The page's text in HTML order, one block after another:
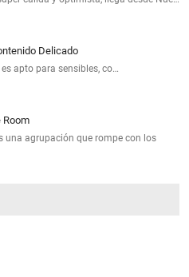
Delicado
apto para sensibles, co…
Room
una agrupación que rompe con los